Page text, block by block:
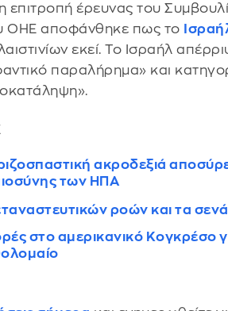
επιτροπή έρευνας του
ΟΗΕ αποφάνθηκε πως το
εκεί. Το Ισραήλ
παραλήρημα» και
ακροδεξιά
των ΗΠΑ
ροών και τα
στο αμερικανικό Κογκρέσο